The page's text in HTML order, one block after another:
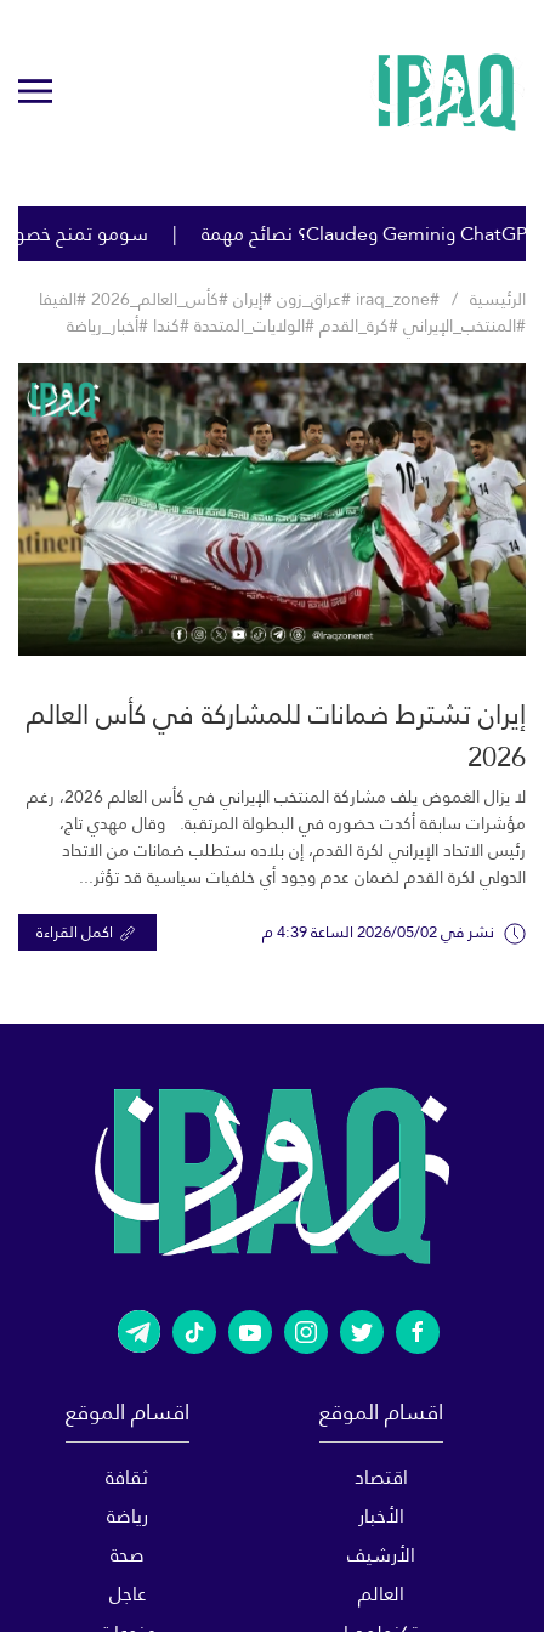
سومو تمنح خصومات
الرئيسية
#iraq_zone #عراق_زون #إيران #كأس_العالم_2026 #الفيفا
#المنتخب_الإيراني #كرة_القدم #الولايات_المتحدة #كندا #أخبار_رياضة
إيران تشترط ضمانات للمشاركة في كأس العالم
2026
لا يزال الغموض يلف مشاركة المنتخب الإيراني في كأس العالم 2026، رغم
مؤشرات سابقة أكدت حضوره في البطولة المرتقبة. وقال مهدي تاج،
رئيس الاتحاد الإيراني لكرة القدم، إن بلاده ستطلب ضمانات من الاتحاد
الدولي لكرة القدم لضمان عدم وجود أي خلفيات سياسية قد تؤثر...
نشر في 2026/05/02 الساعة 4:39 م اكمل القراءة
اقسام الموقع
اقتصاد
الأخبار
الأرشيف
العالم
اقسام الموقع
ثقافة
رياضة
صحة
عاجل